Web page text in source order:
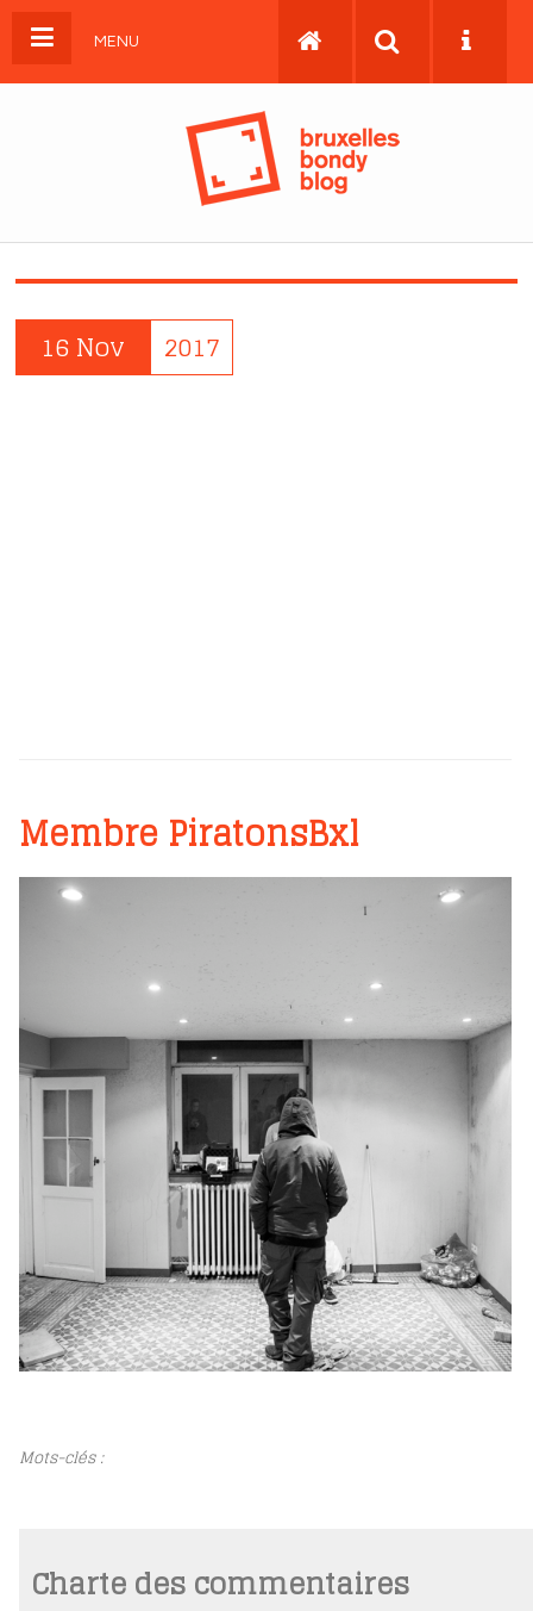
MENU
16 Nov 2017
Membre PiratonsBxl
Mots-clés :
Charte des commentaires